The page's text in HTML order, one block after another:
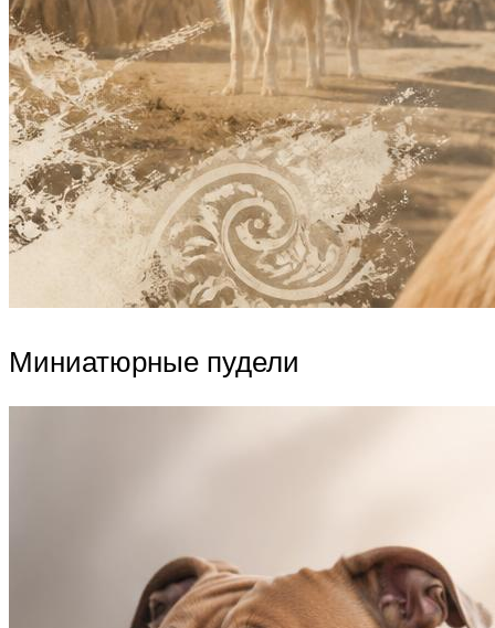
Миниатюрные пудели